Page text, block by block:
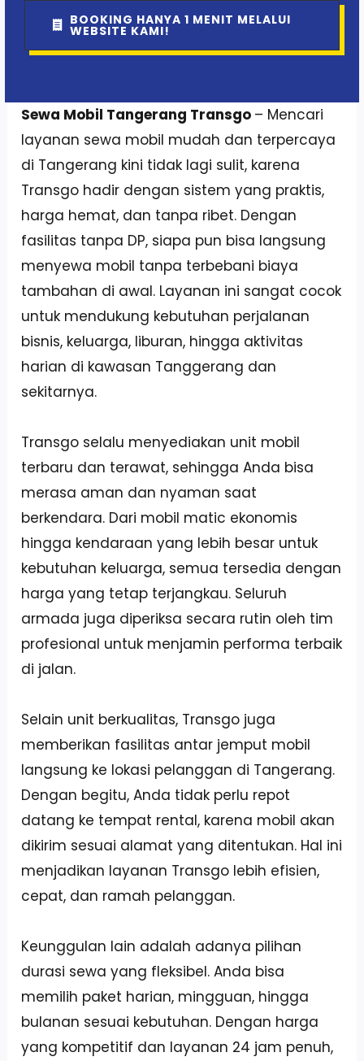
BOOKING HANYA 1 MENIT MELALUI
WEBSITE KAMI!
Sewa Mobil Tangerang Transgo – Mencari
layanan sewa mobil mudah dan terpercaya
di Tangerang kini tidak lagi sulit, karena
Transgo hadir dengan sistem yang praktis,
harga hemat, dan tanpa ribet. Dengan
fasilitas tanpa DP, siapa pun bisa langsung
menyewa mobil tanpa terbebani biaya
tambahan di awal. Layanan ini sangat cocok
untuk mendukung kebutuhan perjalanan
bisnis, keluarga, liburan, hingga aktivitas
harian di kawasan Tanggerang dan
sekitarnya.
Transgo selalu menyediakan unit mobil
terbaru dan terawat, sehingga Anda bisa
merasa aman dan nyaman saat
berkendara. Dari mobil matic ekonomis
hingga kendaraan yang lebih besar untuk
kebutuhan keluarga, semua tersedia dengan
harga yang tetap terjangkau. Seluruh
armada juga diperiksa secara rutin oleh tim
profesional untuk menjamin performa terbaik
di jalan.
Selain unit berkualitas, Transgo juga
memberikan fasilitas antar jemput mobil
langsung ke lokasi pelanggan di Tangerang.
Dengan begitu, Anda tidak perlu repot
datang ke tempat rental, karena mobil akan
dikirim sesuai alamat yang ditentukan. Hal ini
menjadikan layanan Transgo lebih efisien,
cepat, dan ramah pelanggan.
Keunggulan lain adalah adanya pilihan
durasi sewa yang fleksibel. Anda bisa
memilih paket harian, mingguan, hingga
bulanan sesuai kebutuhan. Dengan harga
yang kompetitif dan layanan 24 jam penuh,